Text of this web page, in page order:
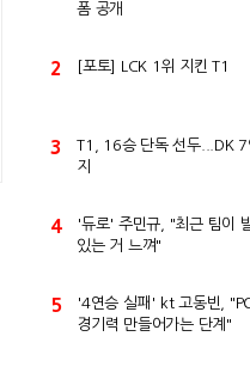
폼 공개
2 [포토] LCK 1위 지킨 T1
3
T1, 16승 단독 선두...DK 7
지
4
'듀로' 주민규, "최근 팀이
있는 거 느껴"
5
'4연승 실패' kt 고동빈,
경기력 만들어가는 단계"